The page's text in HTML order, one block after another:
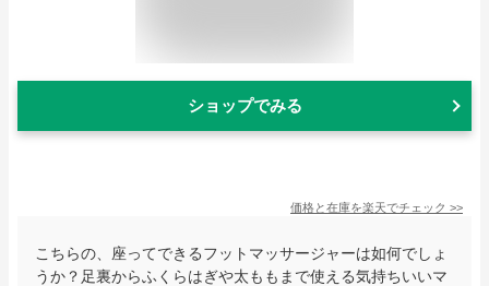
ショップでみる
価格と在庫を楽天でチェック >>
こちらの、座ってできるフットマッサージャーは如何でしょ
うか？足裏からふくらはぎや太ももまで使える気持ちいいマ